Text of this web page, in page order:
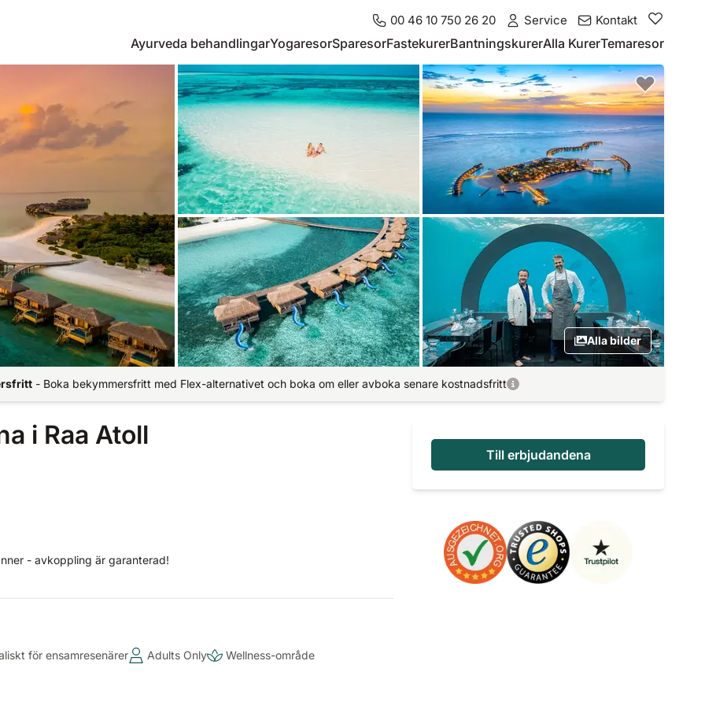
00 46 10 750 26 20 Service Kontakt
Ayurveda behandlingarYogaresorSparesorFastekurerBantningskurerAlla KurerTemaresor
Alla bilder
- Boka bekymmersfritt med Flex-alternativet och boka om eller avboka senare kostnadsfritt
i Raa Atoll
Till erbjudandena
- avkoppling är garanterad!
för ensamresenärer Adults Only
Wellness-område